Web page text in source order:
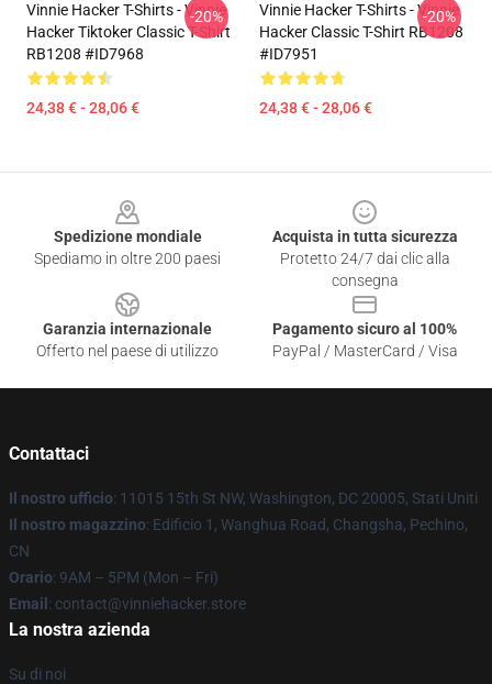
Vinnie Hacker T-Shirts - Vinnie
Hacker Tiktoker Classic T-Shirt
RB1208 #ID7968
24,38 € - 28,06 €
-20%
Vinnie Hacker T-Shirts - Vinnie
Hacker Classic T-Shirt RB1208
#ID7951
24,38 € - 28,06 €
-20%
Spedizione mondiale
Spediamo in oltre 200 paesi
Acquista in tutta sicurezza
Protetto 24/7 dai clic alla
consegna
Garanzia internazionale
Offerto nel paese di utilizzo
Pagamento sicuro al 100%
PayPal / MasterCard / Visa
Contattaci
Il nostro ufficio: 11015 15th St NW, Washington, DC 20005, Stati Uniti
Il nostro magazzino: Edificio 1, Wanghua Road, Changsha, Pechino,
CN
Orario: 9AM – 5PM (Mon – Fri)
Email : contact@vinniehacker.store
La nostra azienda
Su di noi